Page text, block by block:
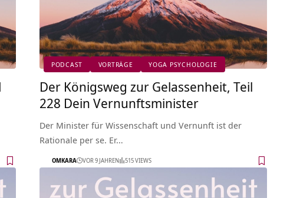
PODCAST VORTRÄGE YOGA PSYCHOLOGIE
Der Königsweg zur Gelassenheit, Teil
228 Dein Vernunftsminister
Der Minister für Wissenschaft und Vernunft ist der
Rationale per se. Er…
OMKARA VOR 9 JAHREN 515 VIEWS